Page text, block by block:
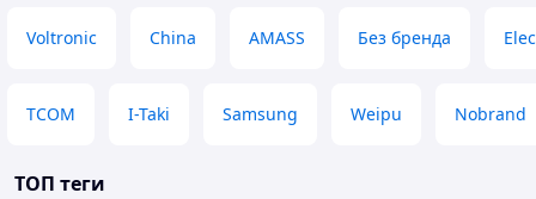
Voltronic China AMASS Без бренда
TCOM I-Taki Samsung Weipu Nobrand
ТОП теги